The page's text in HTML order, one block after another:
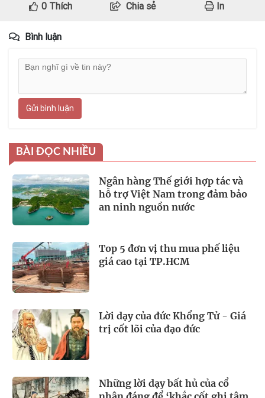
0Thích Chia sẻ In
Bình luận
Gửi bình luận
BÀI ĐỌC NHIỀU
Ngân hàng Thế giới hợp tác và
hỗ trợ Việt Nam trong đảm bảo
an ninh nguồn nước
Top 5 đơn vị thu mua phế liệu
giá cao tại TP.HCM
Lời dạy của đức Khổng Tử - Giá
trị cốt lõi của đạo đức
Những lời dạy bất hủ của cổ